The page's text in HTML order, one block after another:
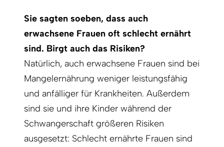
Sie sagten soeben, dass auch
erwachsene Frauen oft schlecht ernährt
sind. Birgt auch das Risiken?
Natürlich, auch erwachsene Frauen sind bei
Mangel­ernährung weniger leistungsfähig
und anfälliger für Krankheiten. Außerdem
sind sie und ihre Kinder während der
Schwangerschaft größeren Risiken
ausgesetzt: Schlecht ernährte Frauen sind